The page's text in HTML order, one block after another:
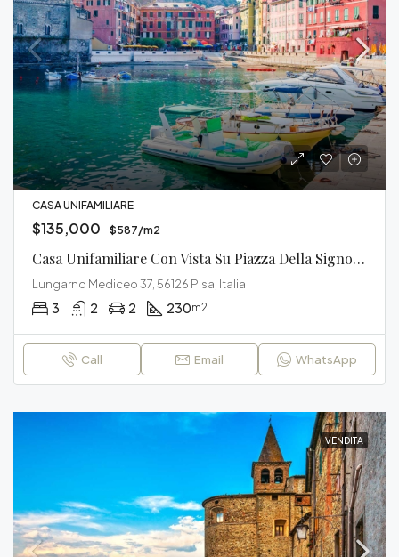
CASA UNIFAMILIARE
$135,000 $587/m2
Casa Unifamiliare Con Vista Su Piazza Della Signoria
Lungarno Mediceo 37, 56126 Pisa, Italia
3 2 2 230m2
Call Email WhatsApp
VENDITA